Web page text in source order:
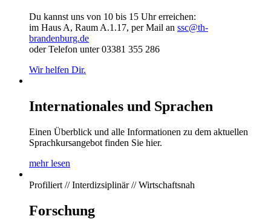
Du kannst uns von 10 bis 15 Uhr erreichen:
im Haus A, Raum A.1.17, per Mail an ssc@th-
brandenburg.de
oder Telefon unter 03381 355 286
Wir helfen Dir.
Internationales und Sprachen
Einen Überblick und alle Informationen zu dem aktuellen
Sprachkursangebot finden Sie hier.
mehr lesen
Profiliert // Interdizsiplinär // Wirtschaftsnah
Forschung